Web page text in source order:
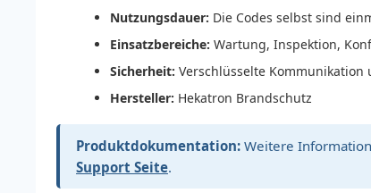
Nutzungsdauer: Die Codes selbst sind
Einsatzbereiche: Wartung, Inspektion,
Sicherheit: Verschlüsselte
Hersteller: Hekatron Brandschutz
Produktdokumentation: Weitere
Support Seite.